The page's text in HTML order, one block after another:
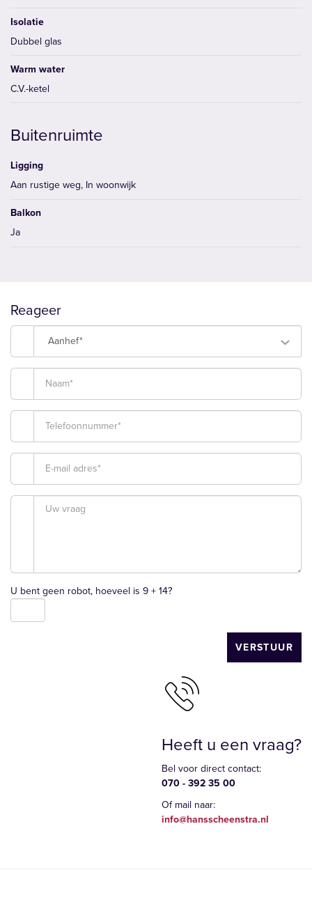
Isolatie
Dubbel glas
Warm water
C.V.-ketel
Buitenruimte
Ligging
Aan rustige weg, In woonwijk
Balkon
Ja
Reageer
Aanhef*
U bent geen robot, hoeveel is 9 + 14?
VERSTUUR
Heeft u een vraag?
Bel voor direct contact:
070 - 392 35 00
Of mail naar:
info@hansscheenstra.nl